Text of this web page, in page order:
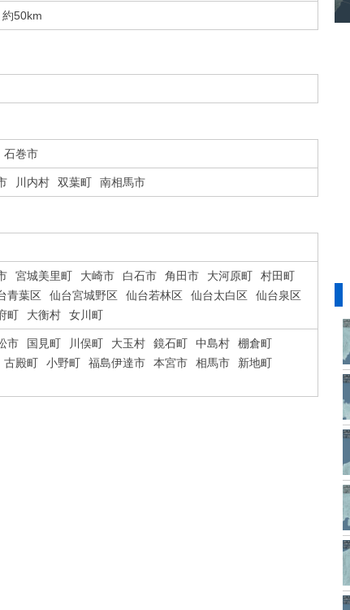
約50km
石巻市
川内村 双葉町 南相馬市
宮城美里町 大崎市 白石市 角田市 大河原町
村田町
青葉区
仙台宮城野区 仙台若林区 仙台太白区
仙台泉区
町
大衡村 女川町
市 国見町 川俣町 大玉村 鏡石町 中島村
棚倉町
古殿町
小野町 福島伊達市 本宮市 相馬市 新地町